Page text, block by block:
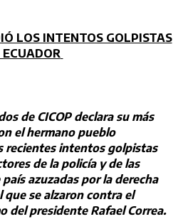
LOS INTENTOS GOLPISTAS
ECUADOR
de CICOP declara su más
el hermano pueblo
recientes intentos golpistas
de la policía y de las
azuzadas por la derecha
se alzaron contra el
del presidente Rafael Correa.